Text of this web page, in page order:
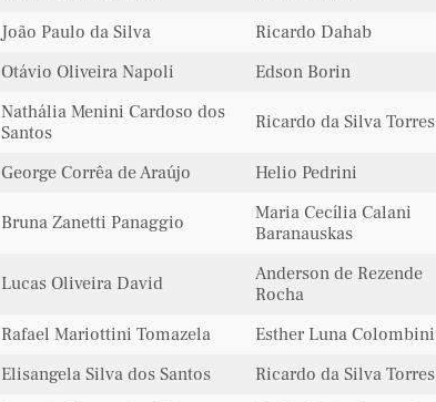
João Paulo da Silva
Ricardo Dahab
Otávio Oliveira Napoli Edson Borin
Nathália Menini Cardoso dos
Santos
Ricardo da Silva Torres
George Corrêa de Araújo Helio Pedrini
Bruna Zanetti Panaggio
Maria Cecília Calani
Baranauskas
Lucas Oliveira David
Anderson de Rezende
Rocha
Rafael Mariottini Tomazela
Esther Luna Colombini
Elisangela Silva dos Santos Ricardo da Silva Torres